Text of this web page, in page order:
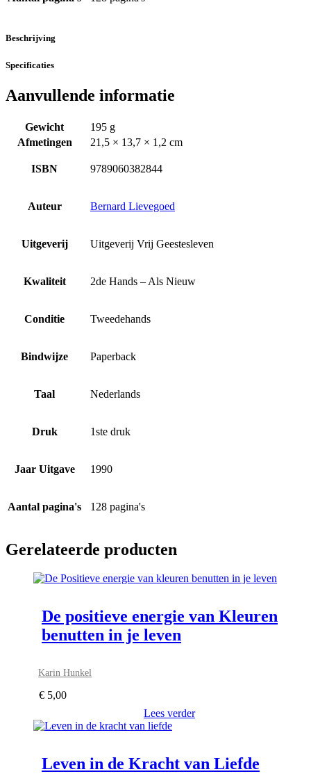
Beschrijving
Specificaties
Aanvullende informatie
Gewicht
195 g
Afmetingen
21,5 × 13,7 × 1,2 cm
ISBN 9789060382844
Auteur Bernard Lievegoed
Uitgeverij Uitgeverij Vrij Geestesleven
Kwaliteit 2de Hands – Als Nieuw
Conditie Tweedehands
Bindwijze Paperback
Taal Nederlands
Druk 1ste druk
Jaar Uitgave 1990
Aantal pagina's 128 pagina's
Gerelateerde producten
De positieve energie van Kleuren
benutten in je leven
Karin Hunkel
€ 5,00
Lees verder
Leven in de Kracht van Liefde